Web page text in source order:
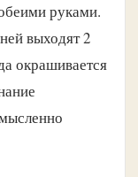
руками.
выходят 2
окрашивается